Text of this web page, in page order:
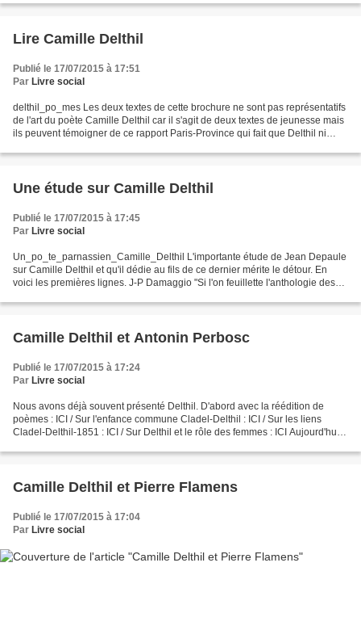
Lire Camille Delthil
Publié le 17/07/2015 à 17:51
Par Livre social
delthil_po_mes Les deux textes de cette brochure ne sont pas représentatifs
de l'art du poète Camille Delthil car il s'agit de deux textes de jeunesse mais
ils peuvent témoigner de ce rapport Paris-Province qui fait que Delthil ni
Une étude sur Camille Delthil
Publié le 17/07/2015 à 17:45
Par Livre social
Un_po_te_parnassien_Camille_Delthil L'importante étude de Jean Depaule
sur Camille Delthil et qu'il dédie au fils de ce dernier mérite le détour. En
voici les premières lignes. J-P Damaggio "Si l'on feuillette l'anthologie des
Camille Delthil et Antonin Perbosc
Publié le 17/07/2015 à 17:24
Par Livre social
Nous avons déjà souvent présenté Delthil. D'abord avec la réédition de
poèmes : ICI / Sur l'enfance commune Cladel-Delthil : ICI / Sur les liens
Cladel-Delthil-1851 : ICI / Sur Delthil et le rôle des femmes : ICI Aujourd'hui
Camille Delthil et Pierre Flamens
Publié le 17/07/2015 à 17:04
Par Livre social